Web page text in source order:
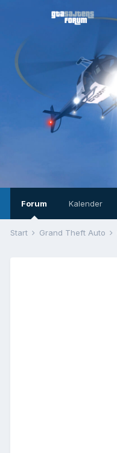
Forum Kalender
Start Grand Theft Auto